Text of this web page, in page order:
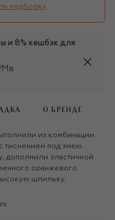
подборку
и 8% кешбэк для
О БРЕНДЕ
из комбинации
тиснением под змею.
дополнили эластичной
оранжевого
шпильку.